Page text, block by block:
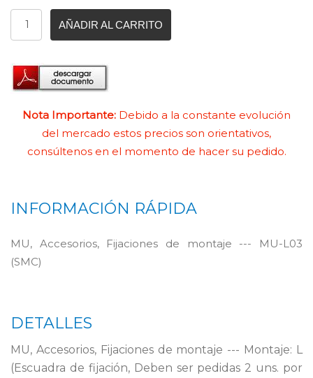
AÑADIR AL CARRITO
Nota Importante: Debido a la constante evolución
del mercado estos precios son orientativos,
consúltenos en el momento de hacer su pedido.
INFORMACIÓN RÁPIDA
MU, Accesorios, Fijaciones de montaje --- MU-L03
(SMC)
DETALLES
MU, Accesorios, Fijaciones de montaje --- Montaje: L
(Escuadra de fijación, Deben ser pedidas 2 uns. por